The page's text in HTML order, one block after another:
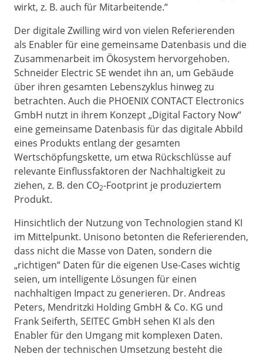
wirkt, z. B. auch für Mitarbeitende.“
Der digitale Zwilling wird von vielen Referierenden
als Enabler für eine gemeinsame Datenbasis und die
Zusammenarbeit im Ökosystem hervorgehoben.
Schneider Electric SE wendet ihn an, um Gebäude
über ihren gesamten Lebenszyklus hinweg zu
betrachten. Auch die PHOENIX CONTACT Electronics
GmbH nutzt in ihrem Konzept „Digital Factory Now“
eine gemeinsame Datenbasis für das digitale Abbild
eines Produkts entlang der gesamten
Wertschöpfungskette, um etwa Rückschlüsse auf
relevante Einflussfaktoren der Nachhaltigkeit zu
ziehen, z. B. den CO2-Footprint je produziertem
Produkt.
Hinsichtlich der Nutzung von Technologien stand KI
im Mittelpunkt. Unisono betonten die Referierenden,
dass nicht die Masse von Daten, sondern die
„richtigen“ Daten für die eigenen Use-Cases wichtig
seien, um intelligente Lösungen für einen
nachhaltigen Impact zu generieren. Dr. Andreas
Peters, Mendritzki Holding GmbH & Co. KG und
Frank Seiferth, SEITEC GmbH sehen KI als den
Enabler für den Umgang mit komplexen Daten.
Neben der technischen Umsetzung besteht die